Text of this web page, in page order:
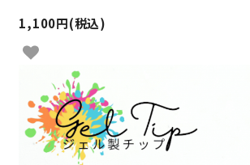
1,100円(税込)